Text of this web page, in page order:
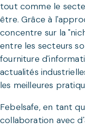
tout comme le
être. Grâce à
concentre sur la
entre les secteurs
fourniture
actualités
les meilleures
Febelsafe, en tant
collaboration avec